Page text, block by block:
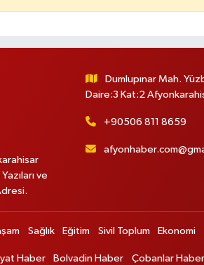
ve
Dumlupınar Mah.
Daire:3 Kat:2
+90506 811 8659
Sağlık Eğitim Sivil Toplum Ekonomi
Haber Bolvadin Haber Çobanlar Haber